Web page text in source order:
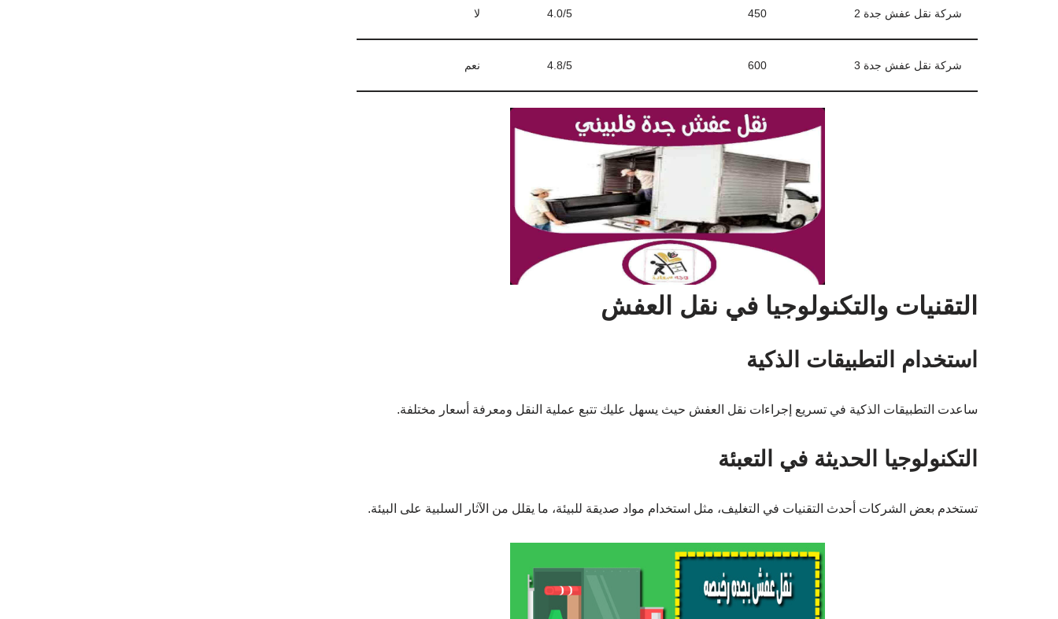
شركة نقل عفش جدة 2 450
4.0/5 لا
شركة نقل عفش جدة 3 600
4.8/5 نعم
التقنيات والتكنولوجيا في نقل العفش
استخدام التطبيقات الذكية
ساعدت التطبيقات الذكية في تسريع إجراءات نقل العفش حيث يسهل عليك تتبع عملية النقل ومعرفة أسعار مختلفة.
التكنولوجيا الحديثة في التعبئة
تستخدم بعض الشركات أحدث التقنيات في التغليف، مثل استخدام مواد صديقة للبيئة، ما يقلل من الآثار السلبية على البيئة.